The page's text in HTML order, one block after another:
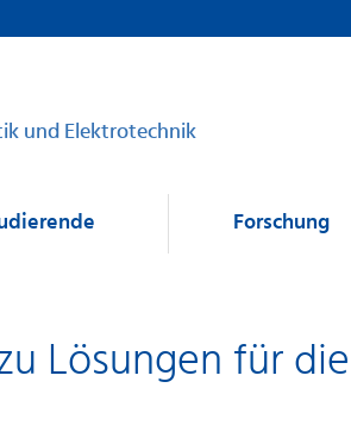
und Elektrotechnik
Forschung
Lösungen für